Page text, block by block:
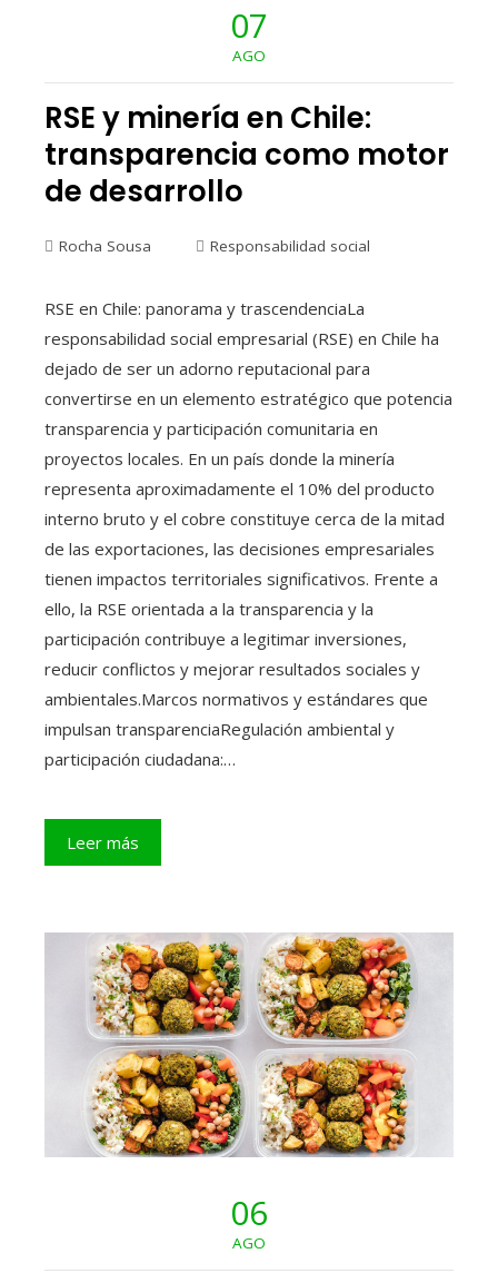
07
AGO
RSE y minería en Chile:
transparencia como motor
de desarrollo
Rocha Sousa Responsabilidad social
RSE en Chile: panorama y trascendenciaLa
responsabilidad social empresarial (RSE) en Chile ha
dejado de ser un adorno reputacional para
convertirse en un elemento estratégico que potencia
transparencia y participación comunitaria en
proyectos locales. En un país donde la minería
representa aproximadamente el 10% del producto
interno bruto y el cobre constituye cerca de la mitad
de las exportaciones, las decisiones empresariales
tienen impactos territoriales significativos. Frente a
ello, la RSE orientada a la transparencia y la
participación contribuye a legitimar inversiones,
reducir conflictos y mejorar resultados sociales y
ambientales.Marcos normativos y estándares que
impulsan transparenciaRegulación ambiental y
participación ciudadana:…
Leer más
06
AGO